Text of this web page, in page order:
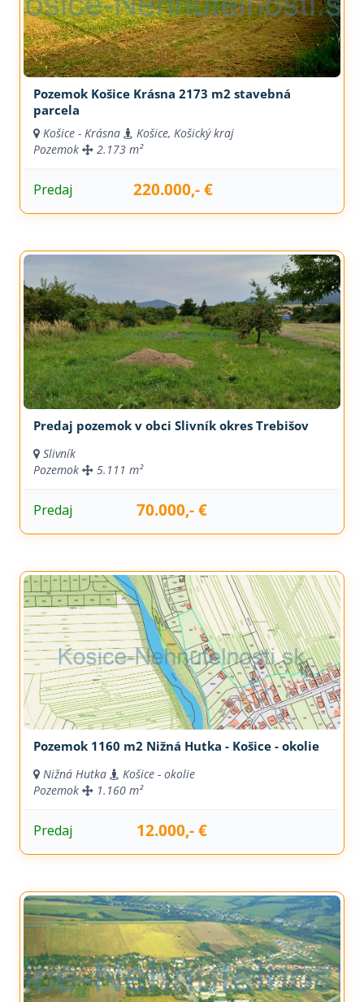
Pozemok Košice Krásna 2173 m2 stavebná
parcela
Košice - Krásna
Košice, Košický kraj
Pozemok
2.173 m²
Predaj 220.000,- €
Predaj pozemok v obci Slivník okres Trebišov
Slivník
Pozemok
5.111 m²
Predaj 70.000,- €
Pozemok 1160 m2 Nižná Hutka - Košice - okolie
Nižná Hutka
Košice - okolie
Pozemok
1.160 m²
Predaj 12.000,- €